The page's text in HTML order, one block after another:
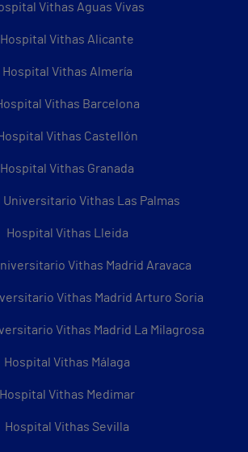
Vithas Aguas Vivas
Hospital Vithas Alicante
Hospital Vithas Almería
Vithas Barcelona
Vithas Castellón
Hospital Vithas Granada
Universitario Vithas Las Palmas
Hospital Vithas Lleida
Vithas Madrid Aravaca
Vithas Madrid Arturo Soria
Vithas Madrid La Milagrosa
Hospital Vithas Málaga
Hospital Vithas Medimar
Hospital Vithas Sevilla